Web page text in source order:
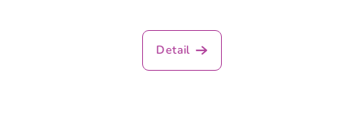
Detail